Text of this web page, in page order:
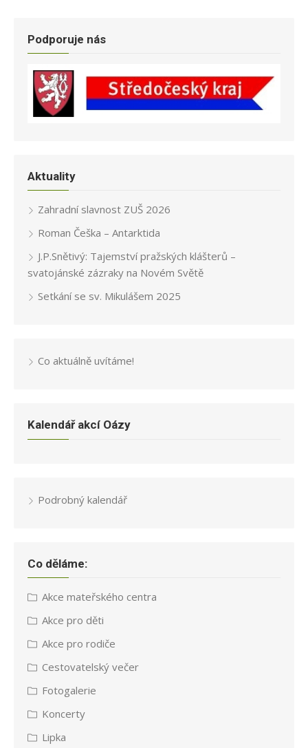
Podporuje nás
Aktuality
Zahradní slavnost ZUŠ 2026
Roman Češka – Antarktida
J.P.Snětivý: Tajemství pražských klášterů –
svatojánské zázraky na Novém Světě
Setkání se sv. Mikulášem 2025
Co aktuálně uvítáme!
Kalendář akcí Oázy
Podrobný kalendář
Co děláme:
Akce mateřského centra
Akce pro děti
Akce pro rodiče
Cestovatelský večer
Fotogalerie
Koncerty
Lipka